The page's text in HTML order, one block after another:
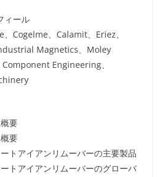
ィール
Cogelme、Calamit、Eriez、
Magnetics、Moley
Engineering、
要
要
アイアンリムーバーの主要製品
アイアンリムーバーのグローバ